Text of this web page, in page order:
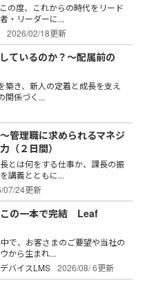
の度、これからの時代をリード
・リーダーに...
2026/02/18更新
ているのか？～配属前の
き、新人の定着と成長を支え
関係づく...
管理職に求められるマネジ
（２日間）
とは何をする仕事か、課長の振
講義とともに...
07/24更新
この一本で完結 Leaf
で、お客さまのご要望や当社の
から生まれ...
バイスLMS
2026/08/ 6更新